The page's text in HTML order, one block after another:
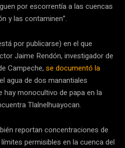
por escorrentía a las cuencas
y las contaminen”.
por publicarse) en el que
Jaime Rendón, investigador de
Campeche, se documentó la
agua de dos manantiales
hay monocultivo de papa en la
Tlalnelhuayocan.
reportan concentraciones de
permisibles en la cuenca del